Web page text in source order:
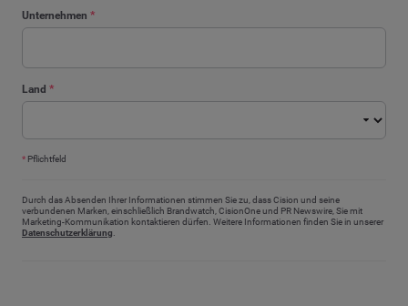
Unternehmen *
Land *
* Pflichtfeld
Durch das Absenden Ihrer Informationen stimmen Sie zu, dass Cision und seine
verbundenen Marken, einschließlich Brandwatch, CisionOne und PR Newswire, Sie mit
Marketing-Kommunikation kontaktieren dürfen. Weitere Informationen finden Sie in unserer
Datenschutzerklärung.